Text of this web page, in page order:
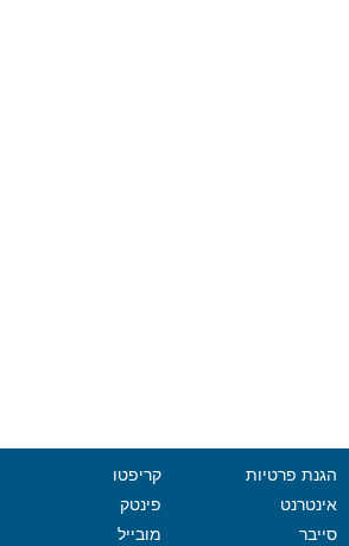
הגנת פרטיות
אינטרנט
סייבר
קריפטו
פינטק
מובייל